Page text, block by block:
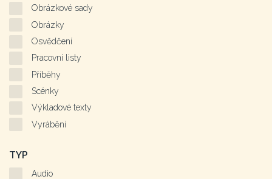
Obrázkové sady
Obrázky
Osvědčení
Pracovní listy
Příběhy
Scénky
Výkladové texty
Vyrábění
TYP
Audio